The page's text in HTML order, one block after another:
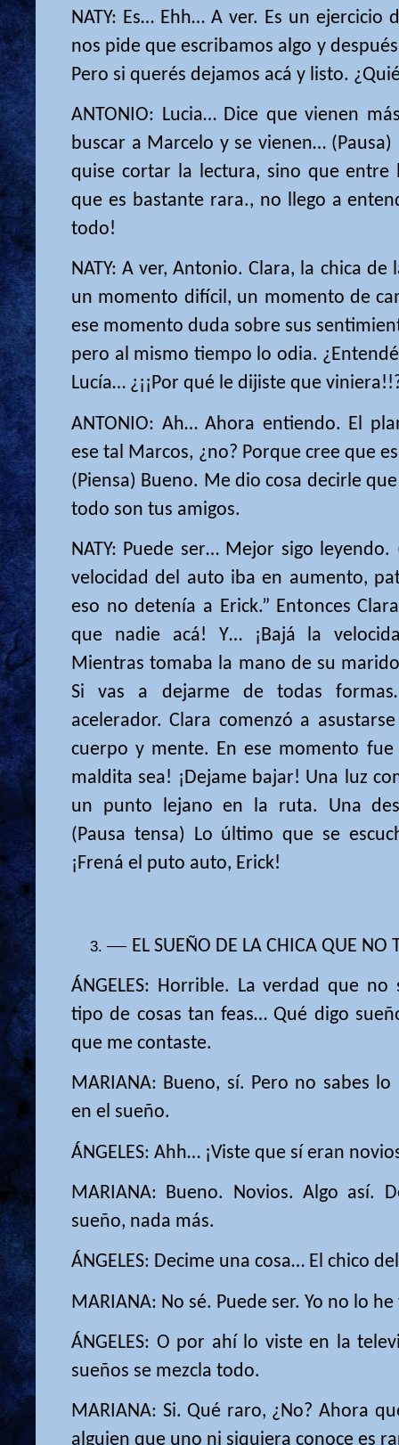
NATY: Es… Ehh… A ver. Es un ejercicio
nos pide que escribamos algo y
Pero si querés dejamos acá y listo.
ANTONIO: Lucia… Dice que vienen
buscar a Marcelo y se vienen…
quise cortar la lectura, sino que entre
que es bastante rara., no llego a
todo!
NATY: A ver, Antonio. Clara, la chica
un momento difícil, un momento de
ese momento duda sobre sus
pero al mismo tiempo lo odia.
Lucía… ¿¡¡Por qué le dijiste que
ANTONIO: Ah… Ahora entiendo. El
ese tal Marcos, ¿no? Porque cree que
(Piensa) Bueno. Me dio cosa decirle
todo son tus amigos.
NATY: Puede ser… Mejor sigo
velocidad del auto iba en aumento,
eso no detenía a Erick.” Entonces
que nadie acá! Y… ¡Bajá la
Mientras tomaba la mano de su
Si vas a dejarme de todas
acelerador. Clara comenzó a
cuerpo y mente. En ese momento fue
maldita sea! ¡Dejame bajar! Una luz
un punto lejano en la ruta. Una
(Pausa tensa) Lo último que se
¡Frená el puto auto, Erick!
— EL SUEÑO DE LA CHICA QUE
ÁNGELES: Horrible. La verdad que
tipo de cosas tan feas… Qué digo
que me contaste.
MARIANA: Bueno, sí. Pero no sabes
en el sueño.
ÁNGELES: Ahh… ¡Viste que sí eran
MARIANA: Bueno. Novios. Algo así.
sueño, nada más.
ÁNGELES: Decime una cosa… El chico
MARIANA: No sé. Puede ser. Yo no lo
ÁNGELES: O por ahí lo viste en la
sueños se mezcla todo.
MARIANA: Si. Qué raro, ¿No? Ahora
alguien que uno ni siquiera conoce es